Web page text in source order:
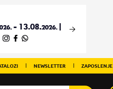
NEWSLETTER ZAPOSLENJE